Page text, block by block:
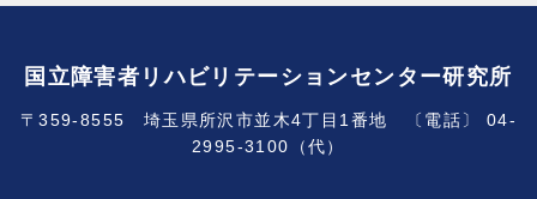
国立障害者リハビリテーションセンター研究所
〒359-8555 埼玉県所沢市並木4丁目1番地 〔電話〕 04-
2995-3100（代）